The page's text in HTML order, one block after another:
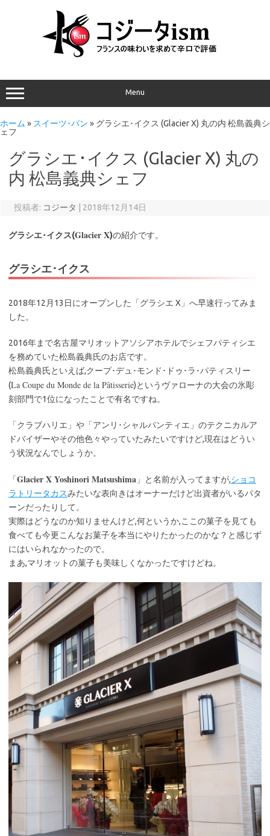
Menu
ホーム » スイーツ･パン » グラシエ･イクス (Glacier X) 丸の内 松島義典シ
ェフ
グラシエ･イクス (Glacier X) 丸の
内 松島義典シェフ
投稿者: コジータ 2018年12月14日
グラシエ･イクス(Glacier X)の紹介です。
グラシエ･イクス
2018年12月13日にオープンした「グラシエ X」へ早速行ってみま
した。
2016年まで名古屋マリオットアソシアホテルでシェフパティシエ
を務めていた松島義典氏のお店です。
松島義典氏といえば,クープ･デュ･モンド･ドゥ･ラ･パティスリー
(La Coupe du Monde de la Pâtisserie)というヴァローナの大会の氷彫
刻部門で1位になったことで有名ですね。
「クラブハリエ」や「アンリ･シャルパンティエ」のテクニカルア
ドバイザーやその他色々やっていたみたいですけど,現在はどうい
う状況なんでしょうか。
「Glacier X Yoshinori Matsushima 」と名前が入ってますが,ショコ
ラトリータカスみたいな表向きはオーナーだけど出資者がいるパタ
ーンだったりして。
実際はどうなのか知りませんけど,何というか,ここの菓子を見ても
食べても今更こんなお菓子を本当にやりたかったのかな？と感じず
にはいられなかったので。
まあ,マリオットの菓子も美味しくなかったですけどね。